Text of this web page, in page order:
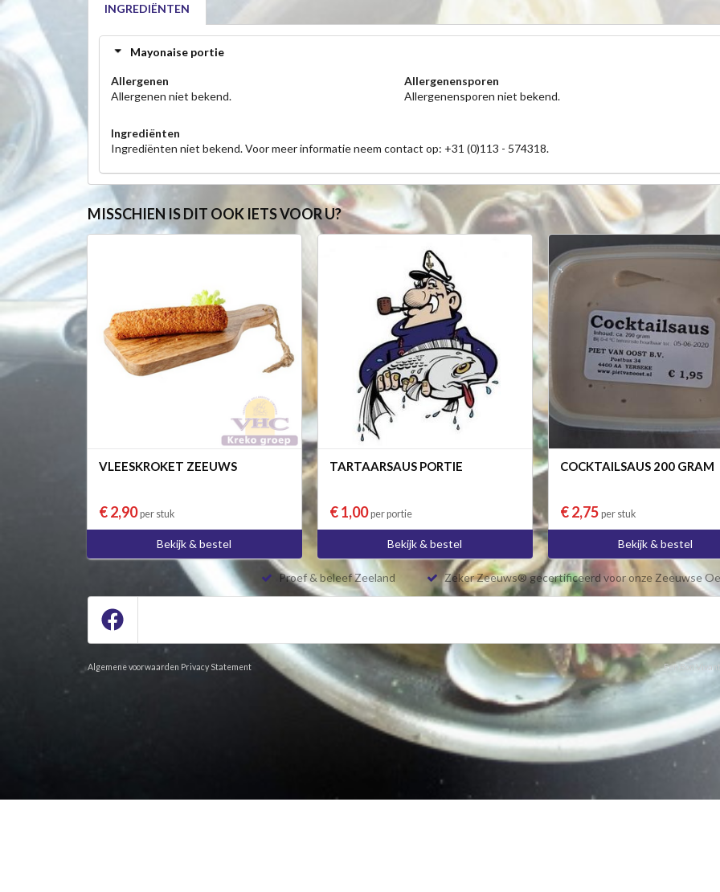
INGREDIËNTEN
Mayonaise portie
Allergenen
Allergenen niet bekend.
Allergenensporen
Allergenensporen niet bekend.
Ingrediënten
Ingrediënten niet bekend. Voor meer informatie neem contact op: +31 (0)113 - 574318.
MISSCHIEN IS DIT OOK IETS VOOR U?
VLEESKROKET ZEEUWS
€ 2,90per stuk
Bekijk & bestel
TARTAARSAUS PORTIE
€ 1,00per portie
Bekijk & bestel
COCKTAILSAUS 200 GRAM
€ 2,75 per stuk
Bekijk & bestel
Proef & beleef Zeeland Zeker Zeeuws® gecertificeerd voor onze Zeeuwse
Algemene voorwaarden Privacy Statement Een Bon